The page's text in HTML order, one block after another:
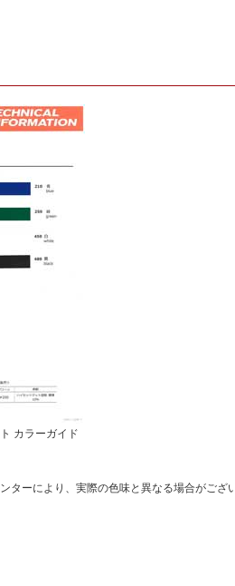
カラーガイド
ーにより、実際の色味と異なる場合がござ